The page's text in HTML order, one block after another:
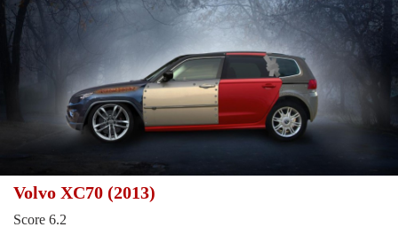
Volvo XC70 (2013)
Score 6.2